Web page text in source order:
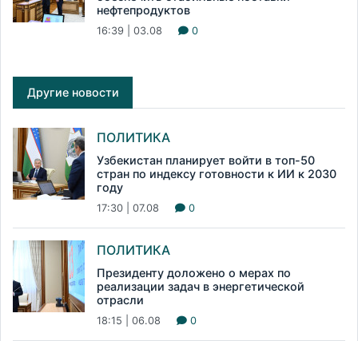
нефтепродуктов
16:39 | 03.08 0
Другие новости
ПОЛИТИКА
Узбекистан планирует войти в топ-50
стран по индексу готовности к ИИ к 2030
году
17:30 | 07.08 0
ПОЛИТИКА
Президенту доложено о мерах по
реализации задач в энергетической
отрасли
18:15 | 06.08 0